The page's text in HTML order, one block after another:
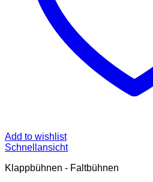
Add to wishlist
Schnellansicht
Klappbühnen - Faltbühnen